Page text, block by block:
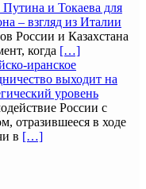
и Токаева для
– взгляд из Италии
России и Казахстана
когда […]
иранское
выходит на
уровень
России с
отразившееся в ходе
в […]